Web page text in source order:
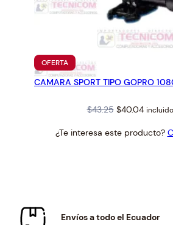
OFERTAPRODUCTO
EN
OFERTA
CAMARA SPORT TIPO GOPRO
$43.25 Original
was:
$40.04Current
is:
¿Te interesa este producto?
Envíos a todo el Ecuador